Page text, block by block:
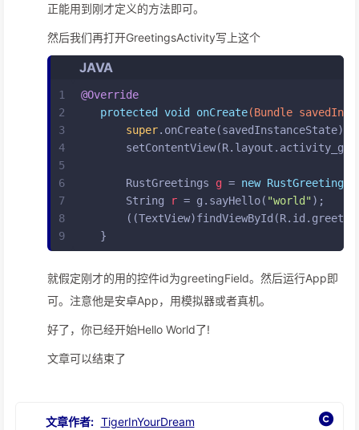
正能用到刚才定义的方法即可。
然后我们再打开GreetingsActivity写上这个
JAVA
1
2
3
4
5
6
7
8
9
@Override
protected
void onCreate(Bundle
super.onCreate(savedInstanceState);
RustGreetings g = new RustGreetings
String
r = g.sayHello( "world" );
   }
就假定刚才的用的控件id为greetingField。然后运行App即
可。注意他是安卓App，用模拟器或者真机。
好了，你已经开始Hello World了!
文章可以结束了
文章作者: TigerInYourDream